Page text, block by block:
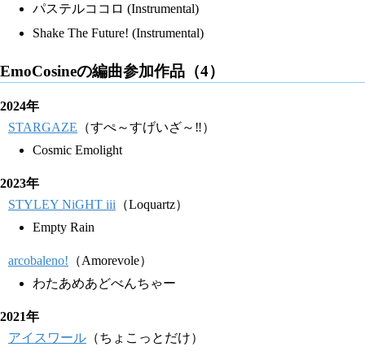
パステルココロ (Instrumental)
Shake The Future! (Instrumental)
EmoCosineの編曲参加作品（4）
2024年
STARGAZE （すぺ～すげいざ～‼）
Cosmic Emolight
2023年
STYLEY NiGHT iii （Loquartz）
Empty Rain
arcobaleno! （Amorevole）
わたあめあどべんちゃー
2021年
アイスワール （ちょこっとだけ）